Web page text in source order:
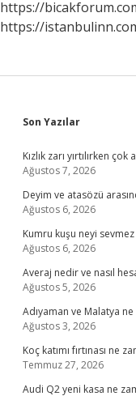
https://
https://
Sidebar
Son Yazılar
Kızlık zarı yırtılırken çok
Ağustos 7, 2026
Deyim ve atasözü
Ağustos 6, 2026
Kumru kuşu neyi sevmez
Ağustos 6, 2026
Averaj nedir ve nasıl
Ağustos 5, 2026
Adıyaman ve Malatya ne
Ağustos 3, 2026
Koç katımı fırtınası ne
Temmuz 27, 2026
Audi Q2 yeni kasa ne